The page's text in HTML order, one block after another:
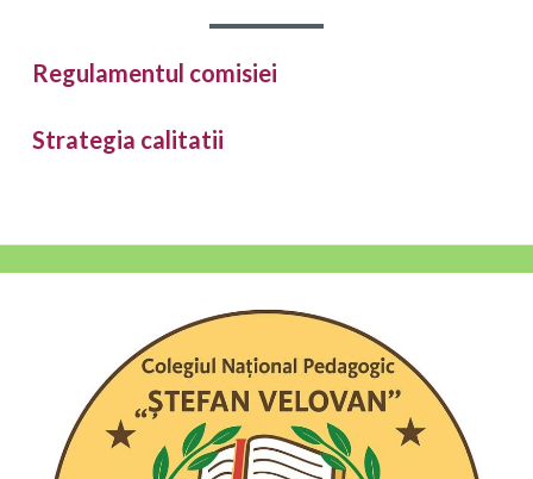
Regulamentul comisiei
Strategia calitatii
laterală
principală